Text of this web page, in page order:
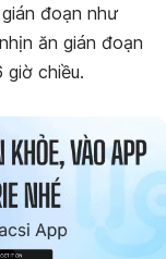
đoạn như
ăn gián đoạn
chiều.